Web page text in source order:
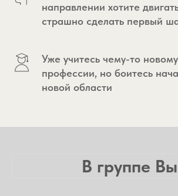
направлении хотите
страшно сделать первый
Уже учитесь чему-то
профессии, но боитесь
новой области
В группе